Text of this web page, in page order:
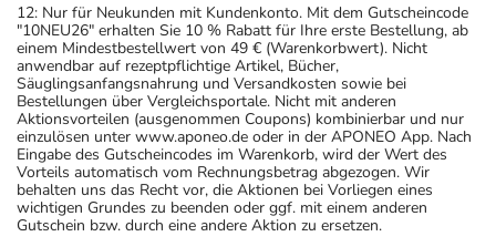
12: Nur für Neukunden mit Kundenkonto. Mit dem Gutscheincode
"10NEU26" erhalten Sie 10 % Rabatt für Ihre erste Bestellung, ab
einem Mindestbestellwert von 49 € (Warenkorbwert). Nicht
anwendbar auf rezeptpflichtige Artikel, Bücher,
Säuglingsanfangsnahrung und Versandkosten sowie bei
Bestellungen über Vergleichsportale. Nicht mit anderen
Aktionsvorteilen (ausgenommen Coupons) kombinierbar und nur
einzulösen unter www.aponeo.de oder in der APONEO App. Nach
Eingabe des Gutscheincodes im Warenkorb, wird der Wert des
Vorteils automatisch vom Rechnungsbetrag abgezogen. Wir
behalten uns das Recht vor, die Aktionen bei Vorliegen eines
wichtigen Grundes zu beenden oder ggf. mit einem anderen
Gutschein bzw. durch eine andere Aktion zu ersetzen.